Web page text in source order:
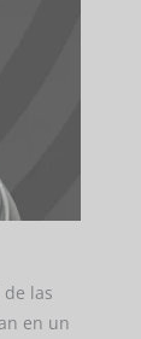
las
en un